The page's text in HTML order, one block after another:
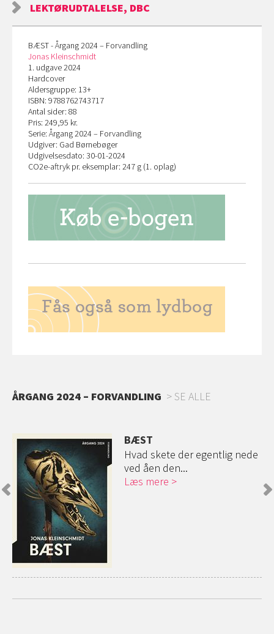
LEKTØRUDTALELSE, DBC
BÆST - Årgang 2024 – Forvandling
Jonas Kleinschmidt
1. udgave 2024
Hardcover
Aldersgruppe: 13+
ISBN: 9788762743717
Antal sider: 88
Pris: 249,95 kr.
Serie: Årgang 2024 – Forvandling
Udgiver: Gad Børnebøger
Udgivelsesdato: 30-01-2024
CO2e-aftryk pr. eksemplar: 247 g (1. oplag)
ÅRGANG 2024 – FORVANDLING SE ALLE
BÆST
Hvad skete der egentlig nede
ved åen den...
Læs mere